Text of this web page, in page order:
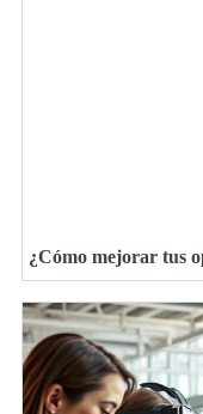
¿Cómo mejorar tus